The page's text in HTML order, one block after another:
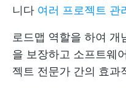
니다 여러 프로젝트 관
로드맵 역할을 하여 개
을 보장하고 소프트웨
젝트 전문가 간의 효과